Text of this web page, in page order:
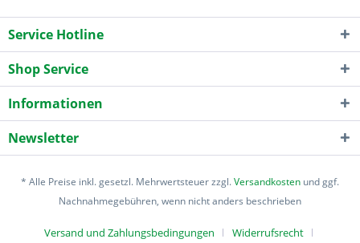
Service Hotline
Shop Service
Informationen
Newsletter
* Alle Preise inkl. gesetzl. Mehrwertsteuer zzgl.Versandkosten und ggf.
Nachnahmegebühren, wenn nicht anders beschrieben
Versand und Zahlungsbedingungen Widerrufsrecht